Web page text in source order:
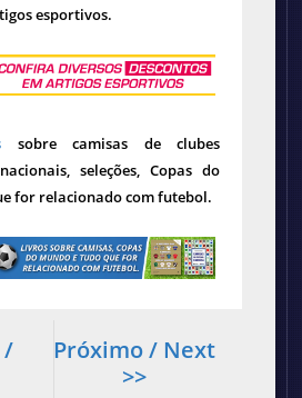
esportivos.
sobre camisas de clubes
seleções, Copas do
for relacionado com futebol.
Próximo / Next
>>
/